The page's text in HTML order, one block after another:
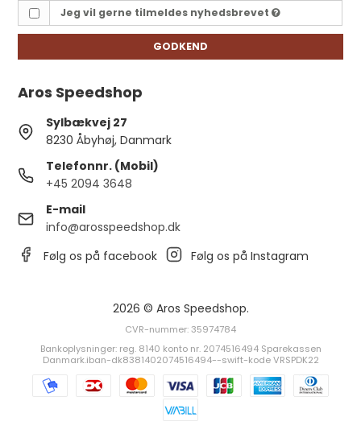
Jeg vil gerne tilmeldes nyhedsbrevet
GODKEND
Aros Speedshop
Sylbækvej 27
8230 Åbyhøj, Danmark
Telefonnr. (Mobil)
+45 2094 3648
E-mail
info@arosspeedshop.dk
Følg os på facebook
Følg os på Instagram
2026 © Aros Speedshop.
CVR-nummer: 35974784
Bankoplysninger: reg. 8140 konto nr. 2074516494 Sparekassen
Danmark.iban-dk8381402074516494--swift-kode VRSPDK22